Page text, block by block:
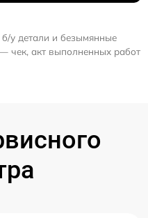
у детали и безымянные
чек, акт выполненных работ